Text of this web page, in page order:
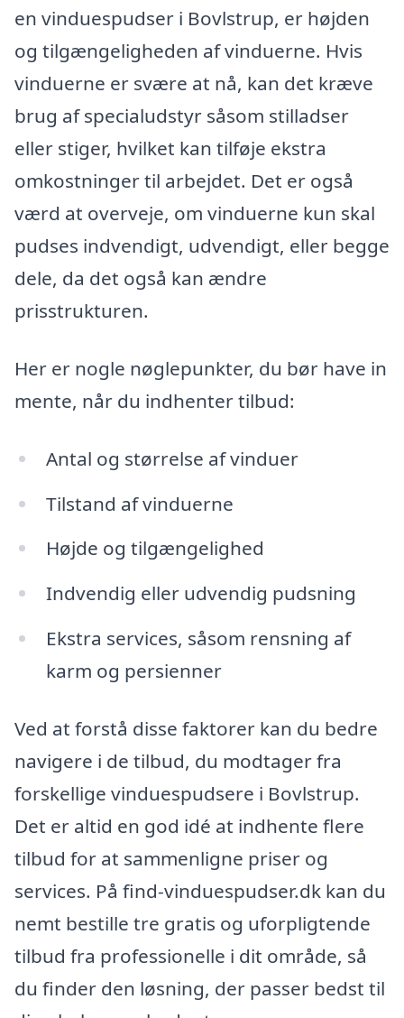
en vinduespudser i Bovlstrup, er højden
og tilgængeligheden af vinduerne. Hvis
vinduerne er svære at nå, kan det kræve
brug af specialudstyr såsom stilladser
eller stiger, hvilket kan tilføje ekstra
omkostninger til arbejdet. Det er også
værd at overveje, om vinduerne kun skal
pudses indvendigt, udvendigt, eller begge
dele, da det også kan ændre
prisstrukturen.
Her er nogle nøglepunkter, du bør have in
mente, når du indhenter tilbud:
Antal og størrelse af vinduer
Tilstand af vinduerne
Højde og tilgængelighed
Indvendig eller udvendig pudsning
Ekstra services, såsom rensning af
karm og persienner
Ved at forstå disse faktorer kan du bedre
navigere i de tilbud, du modtager fra
forskellige vinduespudsere i Bovlstrup.
Det er altid en god idé at indhente flere
tilbud for at sammenligne priser og
services. På find-vinduespudser.dk kan du
nemt bestille tre gratis og uforpligtende
tilbud fra professionelle i dit område, så
du finder den løsning, der passer bedst til